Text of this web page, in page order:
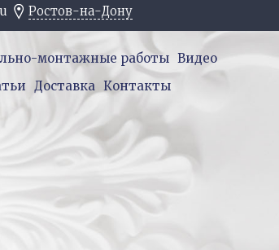
Ростов-на-Дону
монтажные работы Видео
Доставка Контакты